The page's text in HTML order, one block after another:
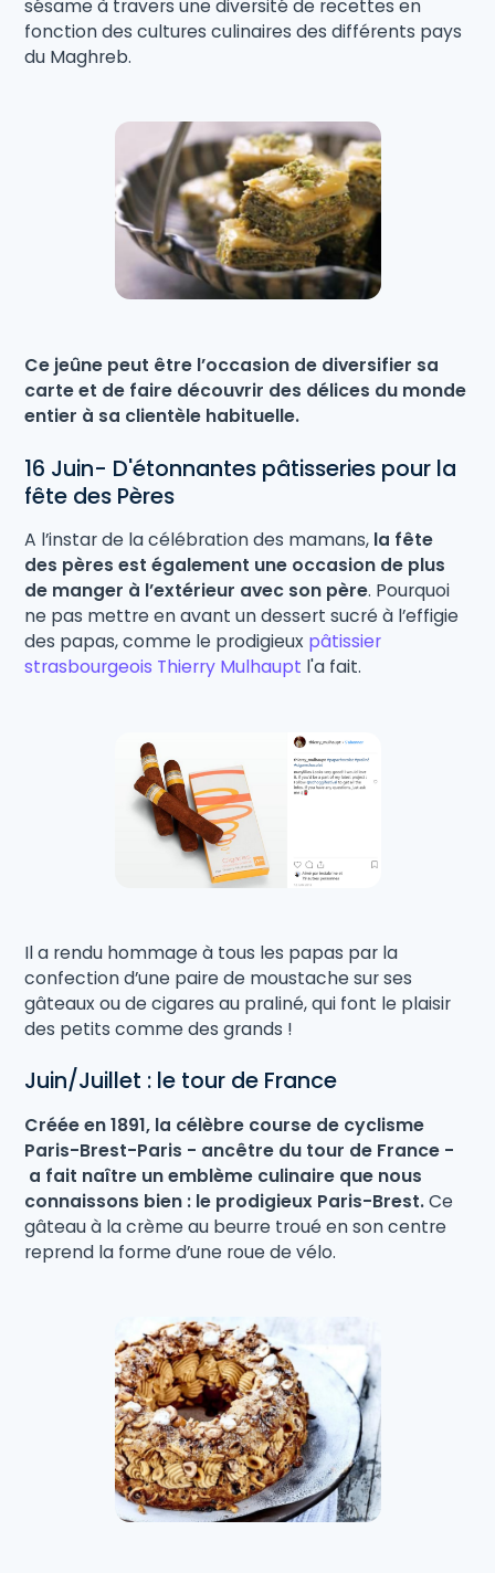
sésame à travers une diversité de recettes en
fonction des cultures culinaires des différents pays
du Maghreb.
Ce jeûne peut être l’occasion de diversifier sa
carte et de faire découvrir des délices du monde
entier à sa clientèle habituelle.
16 Juin- D'étonnantes pâtisseries pour la
fête des Pères
A l’instar de la célébration des mamans, la fête
des pères est également une occasion de plus
de manger à l’extérieur avec son père. Pourquoi
ne pas mettre en avant un dessert sucré à l’effigie
des papas, comme le prodigieux pâtissier
strasbourgeois Thierry Mulhaupt l'a fait.
Il a rendu hommage à tous les papas par la
confection d’une paire de moustache sur ses
gâteaux ou de cigares au praliné, qui font le plaisir
des petits comme des grands !
Juin/Juillet : le tour de France
Créée en 1891, la célèbre course de cyclisme
Paris-Brest-Paris - ancêtre du tour de France -
a fait naître un emblème culinaire que nous
connaissons bien : le prodigieux Paris-Brest.Ce
gâteau à la crème au beurre troué en son centre
reprend la forme d’une roue de vélo.